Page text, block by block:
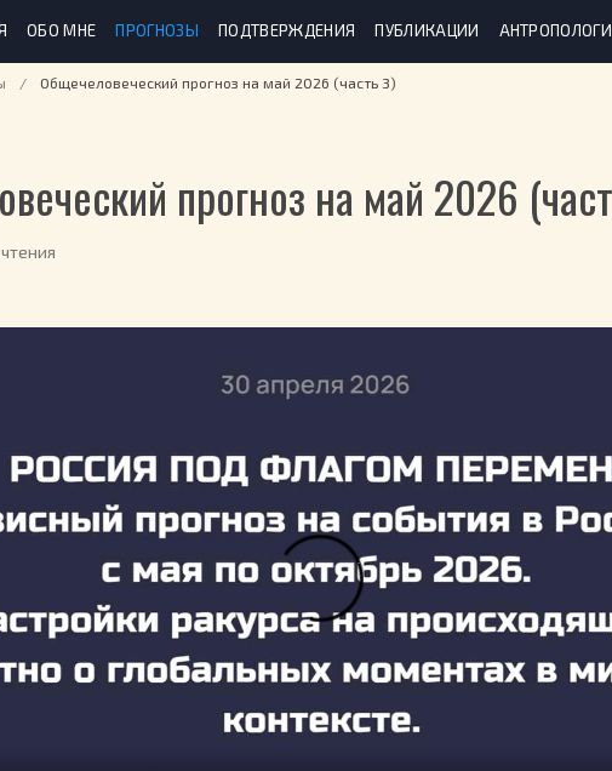
ОБО МНЕ ПРОГНОЗЫ ПОДТВЕРЖДЕНИЯ ПУБЛИКАЦИИ
/ Общечеловеческий прогноз на май 2026 (часть 3)
прогноз на май 2026